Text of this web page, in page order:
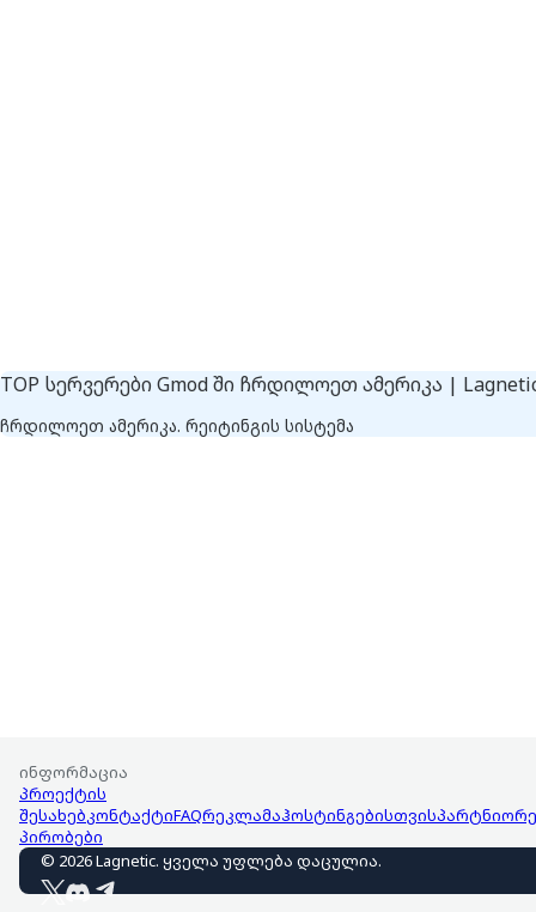
TOP სერვერები Gmod ში ჩრდილოეთ ამერიკა |
ჩრდილოეთ ამერიკა. რეიტინგის სისტემა
ინფორმაცია
პროექტის
შესახებკონტაქტიFAQრეკლამაჰოსტინგებისთვის
პირობები
© 2026Lagnetic. ყველა უფლება დაცულია.